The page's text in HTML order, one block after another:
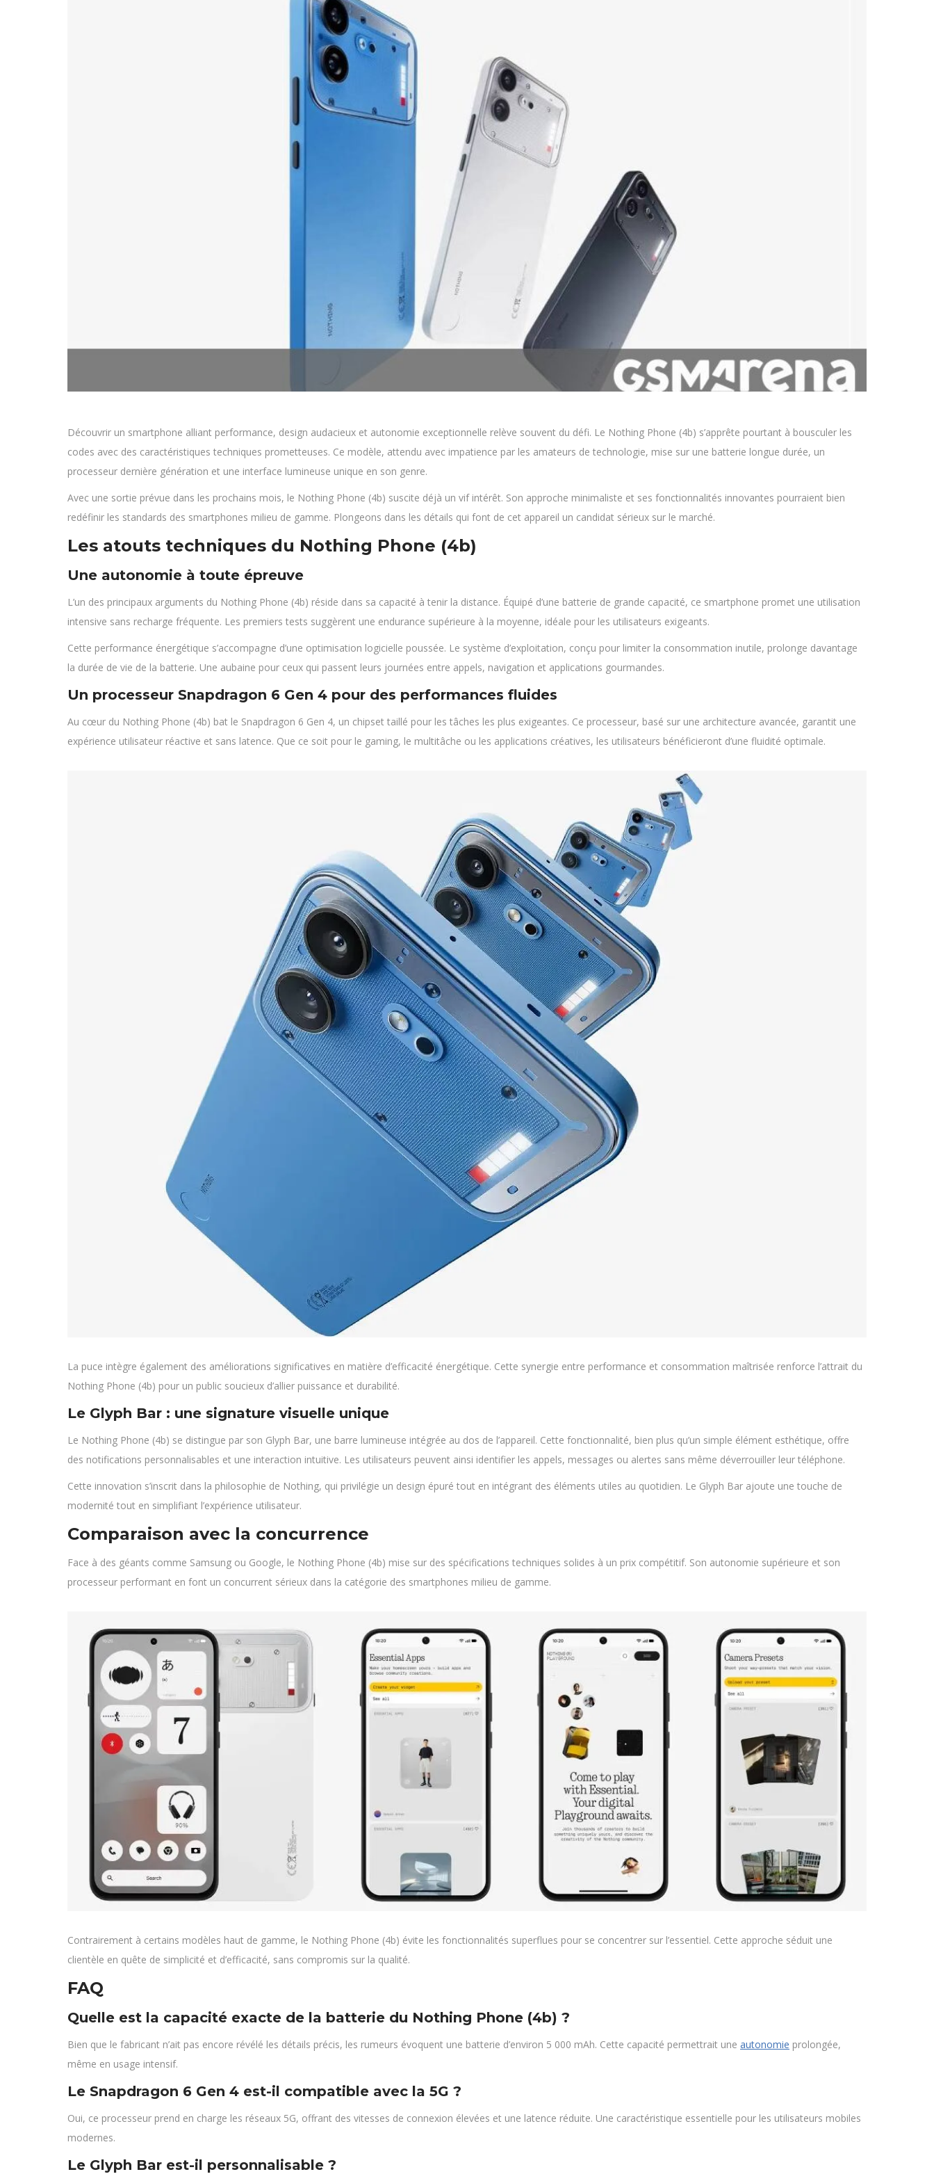
Découvrir un smartphone alliant performance, design audacieux et autonomie exceptionnelle relève souvent du défi. Le Nothing Phone (4b) s’apprête pourtant à bousculer les
codes avec des caractéristiques techniques prometteuses. Ce modèle, attendu avec impatience par les amateurs de technologie, mise sur une batterie longue durée, un
processeur dernière génération et une interface lumineuse unique en son genre.
Avec une sortie prévue dans les prochains mois, le Nothing Phone (4b) suscite déjà un vif intérêt. Son approche minimaliste et ses fonctionnalités innovantes pourraient bien
redéfinir les standards des smartphones milieu de gamme. Plongeons dans les détails qui font de cet appareil un candidat sérieux sur le marché.
Les atouts techniques du Nothing Phone (4b)
Une autonomie à toute épreuve
L’un des principaux arguments du Nothing Phone (4b) réside dans sa capacité à tenir la distance. Équipé d’une batterie de grande capacité, ce smartphone promet une utilisation
intensive sans recharge fréquente. Les premiers tests suggèrent une endurance supérieure à la moyenne, idéale pour les utilisateurs exigeants.
Cette performance énergétique s’accompagne d’une optimisation logicielle poussée. Le système d’exploitation, conçu pour limiter la consommation inutile, prolonge davantage
la durée de vie de la batterie. Une aubaine pour ceux qui passent leurs journées entre appels, navigation et applications gourmandes.
Un processeur Snapdragon 6 Gen 4 pour des performances fluides
Au cœur du Nothing Phone (4b) bat le Snapdragon 6 Gen 4, un chipset taillé pour les tâches les plus exigeantes. Ce processeur, basé sur une architecture avancée, garantit une
expérience utilisateur réactive et sans latence. Que ce soit pour le gaming, le multitâche ou les applications créatives, les utilisateurs bénéficieront d’une fluidité optimale.
La puce intègre également des améliorations significatives en matière d’efficacité énergétique. Cette synergie entre performance et consommation maîtrisée renforce l’attrait du
Nothing Phone (4b) pour un public soucieux d’allier puissance et durabilité.
Le Glyph Bar : une signature visuelle unique
Le Nothing Phone (4b) se distingue par son Glyph Bar, une barre lumineuse intégrée au dos de l’appareil. Cette fonctionnalité, bien plus qu’un simple élément esthétique, offre
des notifications personnalisables et une interaction intuitive. Les utilisateurs peuvent ainsi identifier les appels, messages ou alertes sans même déverrouiller leur téléphone.
Cette innovation s’inscrit dans la philosophie de Nothing, qui privilégie un design épuré tout en intégrant des éléments utiles au quotidien. Le Glyph Bar ajoute une touche de
modernité tout en simplifiant l’expérience utilisateur.
Comparaison avec la concurrence
Face à des géants comme Samsung ou Google, le Nothing Phone (4b) mise sur des spécifications techniques solides à un prix compétitif. Son autonomie supérieure et son
processeur performant en font un concurrent sérieux dans la catégorie des smartphones milieu de gamme.
Contrairement à certains modèles haut de gamme, le Nothing Phone (4b) évite les fonctionnalités superflues pour se concentrer sur l’essentiel. Cette approche séduit une
clientèle en quête de simplicité et d’efficacité, sans compromis sur la qualité.
FAQ
Quelle est la capacité exacte de la batterie du Nothing Phone (4b) ?
Bien que le fabricant n’ait pas encore révélé les détails précis, les rumeurs évoquent une batterie d’environ 5 000 mAh. Cette capacité permettrait une autonomie prolongée,
même en usage intensif.
Le Snapdragon 6 Gen 4 est-il compatible avec la 5G ?
Oui, ce processeur prend en charge les réseaux 5G, offrant des vitesses de connexion élevées et une latence réduite. Une caractéristique essentielle pour les utilisateurs mobiles
modernes.
Le Glyph Bar est-il personnalisable ?